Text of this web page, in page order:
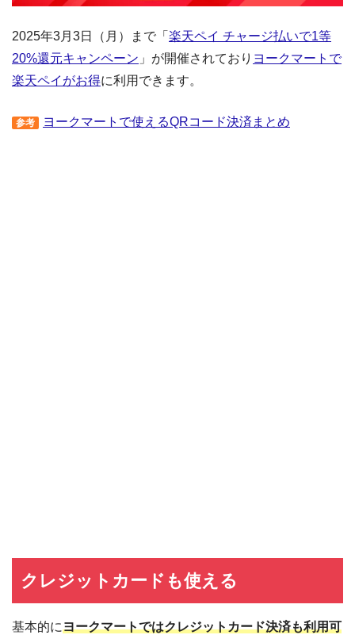
2025年3月3日（月）まで「 楽天ペイ チャージ払いで1等
20%還元キャンペーン 」が開催されており ヨークマートで
楽天ペイがお得に利用できます。
参考 ヨークマートで使えるQRコード決済まとめ
クレジットカードも使える
基本的にヨークマートではクレジットカード決済も利用可